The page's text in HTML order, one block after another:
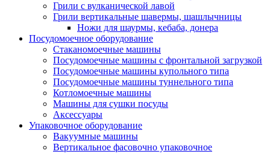
Грили с вулканической лавой
Грили вертикальные шавермы, шашлычницы
Ножи для шаурмы, кебаба, донера
Посудомоечное оборудование
Стаканомоечные машины
Посудомоечные машины с фронтальной загрузкой
Посудомоечные машины купольного типа
Посудомоечные машины туннельного типа
Котломоечные машины
Машины для сушки посуды
Аксессуары
Упаковочное оборудование
Вакуумные машины
Вертикальное фасовочно упаковочное